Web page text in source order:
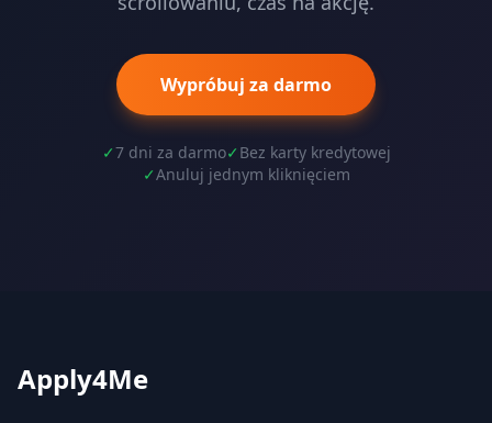
Wypróbuj za darmo
✓7 dni za darmo✓ Bez karty kredytowej
✓Anuluj jednym kliknięciem
Apply4Me